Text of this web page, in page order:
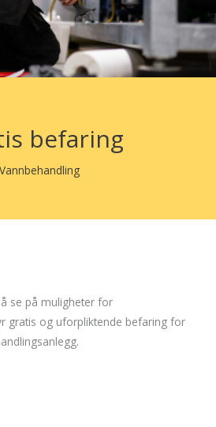
befaring
Vannbehandling
se på muligheter for
gratis og uforpliktende befaring for